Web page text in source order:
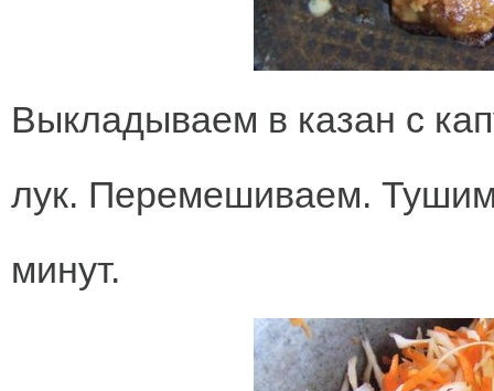
Выкладываем в казан с
лук. Перемешиваем.
минут.